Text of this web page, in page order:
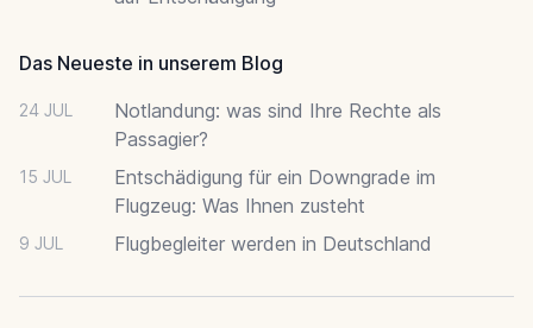
Das Neueste in unserem Blog
24 JUL
Notlandung: was sind Ihre Rechte als
Passagier?
15 JUL
Entschädigung für ein Downgrade im
Flugzeug: Was Ihnen zusteht
9 JUL Flugbegleiter werden in Deutschland